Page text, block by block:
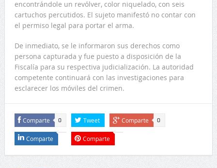
encontrándole un revólver, color niquelado, con seis
cartuchos percutidos. El sujeto manifestó no contar con
el permiso legal para portar el arma.
De inmediato, se le informaron sus derechos como
persona capturada y fue puesto a disposición de la
Fiscalía para su respectiva judicialización. La autoridad
competente continuará con las investigaciones para
esclarecer los móviles del crimen.
Comparte 0 Tweet Comparte 0
Comparte Comparte